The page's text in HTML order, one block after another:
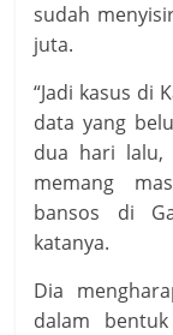
sudah
juta.
“Jadi kasus di
data yang
dua hari lalu,
memang
bansos di
katanya.
Dia
dalam